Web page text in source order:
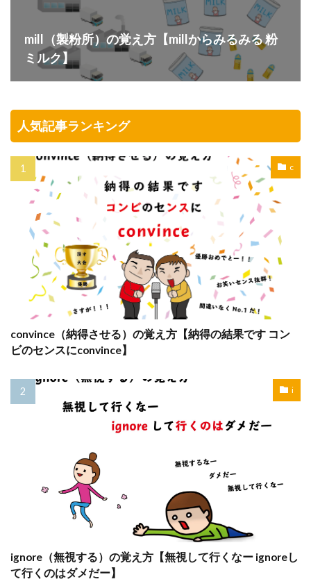
mill（製粉所）の覚え方【millからみるみる 粉
ミルク】
人気記事ランキング
c
convince（納得させる）の覚え方【納得の結果です コン
ビのセンスにconvince】
i
ignore（無視する）の覚え方【無視して行くなー ignoreし
て行くのはダメだー】